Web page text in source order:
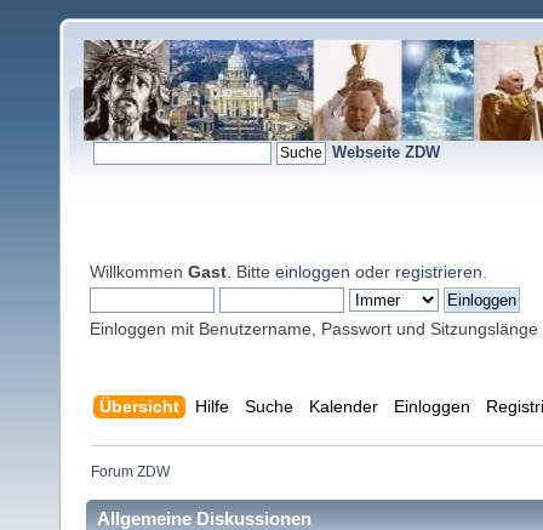
Webseite ZDW
Willkommen Gast . Bitte einloggen oder registrieren
Einloggen mit Benutzername, Passwort und Sitzungslänge
Übersicht Hilfe Suche Kalender Einloggen
Forum ZDW
Allgemeine Diskussionen